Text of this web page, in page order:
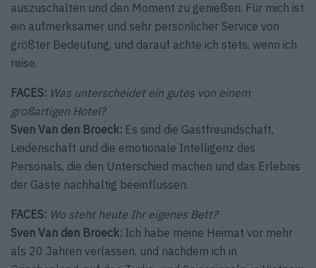
auszuschalten und den Moment zu genießen. Für mich ist
ein aufmerksamer und sehr persönlicher Service von
größter Bedeutung, und darauf achte ich stets, wenn ich
reise.
FACES: Was unterscheidet ein gutes von einem
großartigen Hotel?
Sven Van den Broeck: Es sind die Gastfreundschaft,
Leidenschaft und die emotionale Intelligenz des
Personals, die den Unterschied machen und das Erlebnis
der Gäste nachhaltig beeinflussen.
FACES: Wo steht heute Ihr eigenes Bett?
Sven Van den Broeck: Ich habe meine Heimat vor mehr
als 20 Jahren verlassen, und nachdem ich in